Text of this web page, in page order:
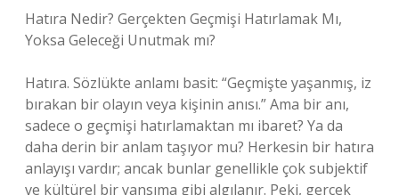
Hatıra Nedir? Gerçekten Geçmişi Hatırlamak Mı,
Yoksa Geleceği Unutmak mı?
Hatıra. Sözlükte anlamı basit: “Geçmişte yaşanmış, iz
bırakan bir olayın veya kişinin anısı.” Ama bir anı,
sadece o geçmişi hatırlamaktan mı ibaret? Ya da
daha derin bir anlam taşıyor mu? Herkesin bir hatıra
anlayışı vardır; ancak bunlar genellikle çok subjektif
ve kültürel bir yansıma gibi algılanır. Peki, gerçek